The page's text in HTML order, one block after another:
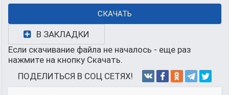
СКАЧАТЬ
В ЗАКЛАДКИ
Если скачивание файла не началось - еще раз
нажмите на кнопку Скачать.
ПОДЕЛИТЬСЯ В СОЦ СЕТЯХ!